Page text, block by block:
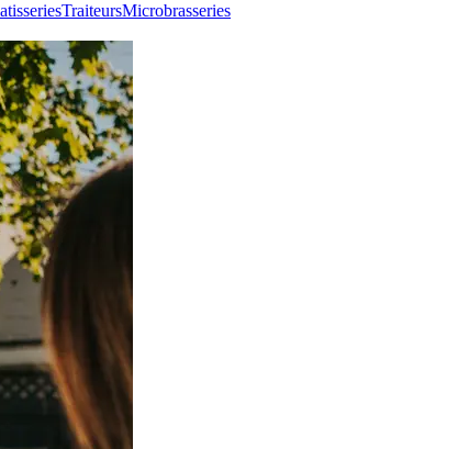
TraiteursMicrobrasseries